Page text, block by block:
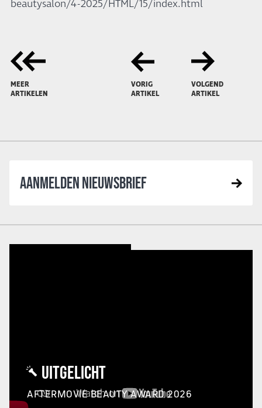
beautysalon/4-2025/HTML/15/index.html
MEER
ARTIKELEN
VORIG
ARTIKEL
VOLGEND
ARTIKEL
AANMELDEN NIEUWSBRIEF
UITGELICHT
AFTERMOVIE BEAUTY AWARD 2026